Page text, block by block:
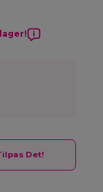
Det!